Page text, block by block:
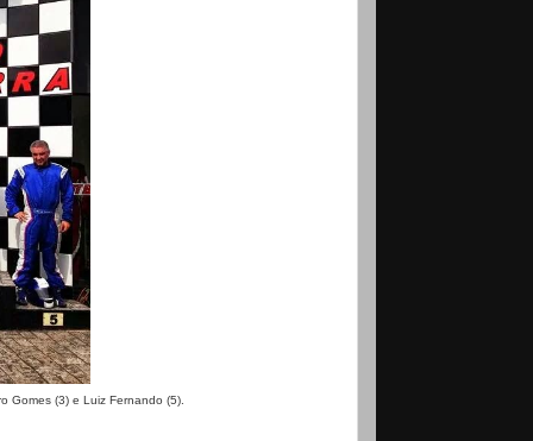
Gomes (3) e Luiz Fernando (5).